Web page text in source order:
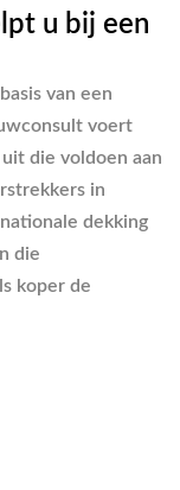
u bij een
van een
voert
die voldoen aan
in
dekking
die
koper de